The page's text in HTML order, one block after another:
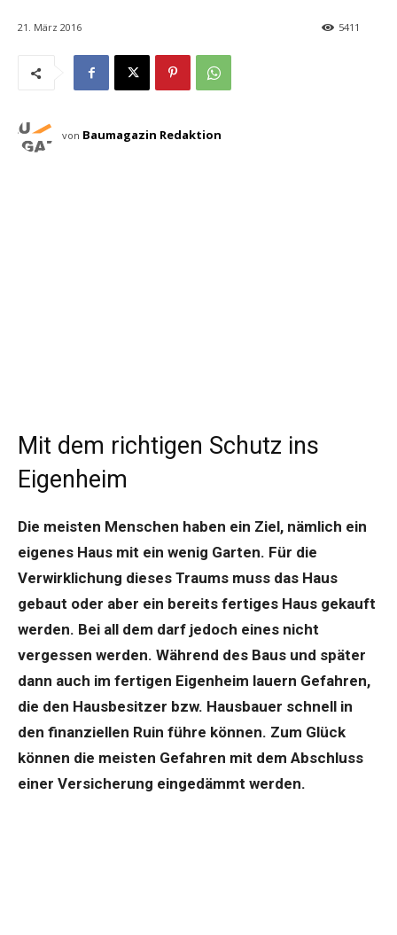
21. März 2016 5411
von Baumagazin Redaktion
Mit dem richtigen Schutz ins
Eigenheim
Die meisten Menschen haben ein Ziel, nämlich ein
eigenes Haus mit ein wenig Garten. Für die
Verwirklichung dieses Traums muss das Haus
gebaut oder aber ein bereits fertiges Haus gekauft
werden. Bei all dem darf jedoch eines nicht
vergessen werden. Während des Baus und später
dann auch im fertigen Eigenheim lauern Gefahren,
die den Hausbesitzer bzw. Hausbauer schnell in
den finanziellen Ruin führe können. Zum Glück
können die meisten Gefahren mit dem Abschluss
einer Versicherung eingedämmt werden.